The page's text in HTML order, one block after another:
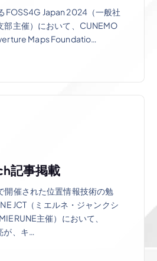
FOSS4G Japan 2024（一般社
部主催）において、CUNEMO
Maps Foundatio…
記事掲載
開催された位置情報技術の勉
JCT（ミエルネ・ジャンクシ
主催）において、
が、キ…